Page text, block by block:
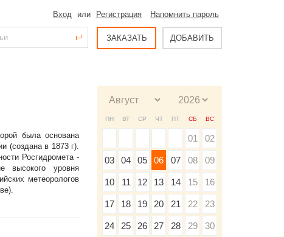
Вход или Регистрация Напомнить пароль
ЗАКАЗАТЬ ДОБАВИТЬ
была основана
(создана в 1873 г).
Росгидромета -
высокого уровня
метеорологов
ПН ВТ СР ЧТ ПТ СБ ВС
01 02
03 04 05 06 07 08 09
10 11 12 13 14 15 16
17 18 19 20 21 22 23
24 25 26 27 28 29 30